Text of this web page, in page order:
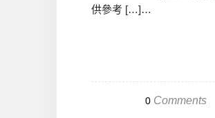
供參考 […]…
0Comments